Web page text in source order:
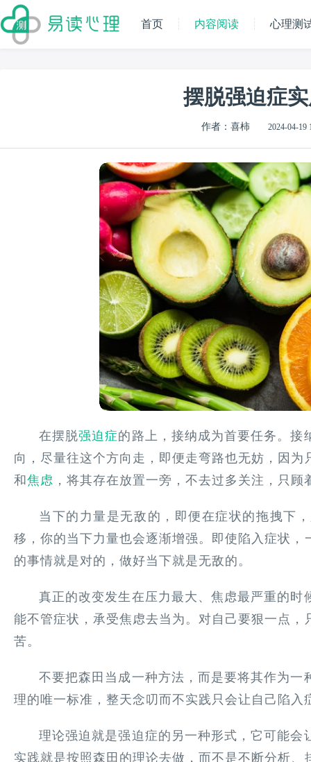
首页 内容阅读 心理测
摆脱强迫症
作者：喜柿 2024-04-19
在摆脱强迫症的路上，接纳成为首要任务。接
向，尽量往这个方向走，即便走弯路也无妨，因
和焦虑 ，将其存在放置一旁，不去过多关注，只顾
当下的力量是无敌的，即便在症状的拖拽下
移，你的当下力量也会逐渐增强。即使陷入症状
的事情就是对的，做好当下就是无敌的。
真正的改变发生在压力最大、焦虑最严重的
能不管症状，承受焦虑去当为。对自己要狠一点
苦。
不要把森田当成一种方法，而是要将其作为
理的唯一标准，整天念叨而不实践只会让自己陷入
理论强迫就是强迫症的另一种形式，它可能
实践就是按照森田的理论去做，而不是不断分析、